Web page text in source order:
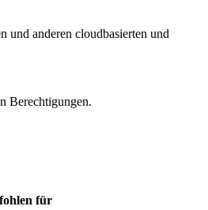
und anderen cloudbasierten und
Berechtigungen.
für